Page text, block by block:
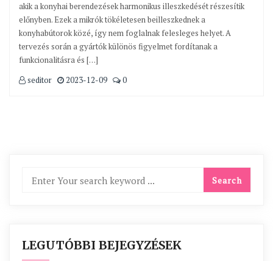
akik a konyhai berendezések harmonikus illeszkedését részesítik
előnyben. Ezek a mikrók tökéletesen beilleszkednek a
konyhabútorok közé, így nem foglalnak felesleges helyet. A
tervezés során a gyártók különös figyelmet fordítanak a
funkcionalitásra és […]
seditor
2023-12-09 0
LEGUTÓBBI BEJEGYZÉSEK